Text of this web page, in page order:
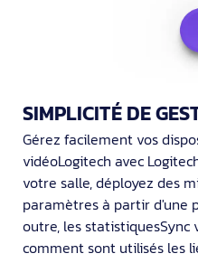
SIMPLICITÉ DE
Gérez facilement vos
vidéoLogitech avec
votre salle, déployez des
paramètres à partir d'une
outre, les
comment sont utilisés les